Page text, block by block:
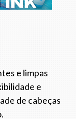
e limpas
e
de cabeças